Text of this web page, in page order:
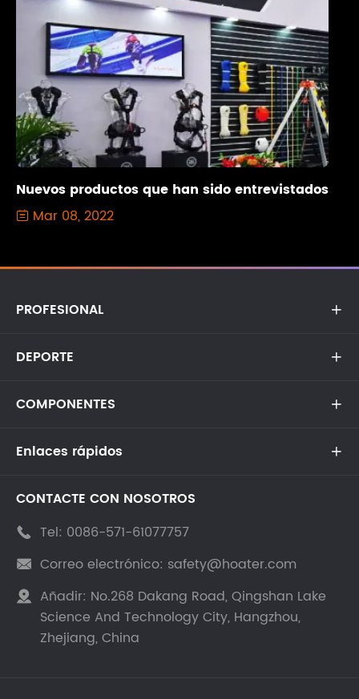
Nuevos productos que han sido entrevistados
 Mar 08, 2022
PROFESIONAL 
DEPORTE 
COMPONENTES 
Enlaces rápidos 
CONTACTE CON NOSOTROS
 Tel: 0086-571-61077757
 Correo electrónico: safety@hoater.com
 Añadir: No.268 Dakang Road, Qingshan Lake
Science And Technology City, Hangzhou,
Zhejiang, China